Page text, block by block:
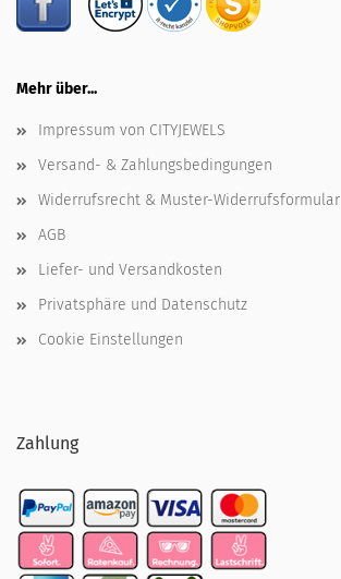
Mehr über...
Impressum von CITYJEWELS
Versand- & Zahlungsbedingungen
Widerrufsrecht & Muster-Widerrufsformular
AGB
Liefer- und Versandkosten
Privatsphäre und Datenschutz
Cookie Einstellungen
Zahlung